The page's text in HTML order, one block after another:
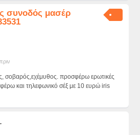
συνοδός μασέρ
σοβαρός,εχέμυθος. προσφέρω ερωτικές
και τηλεφωνικό σέξ με 10 ευρώ iris